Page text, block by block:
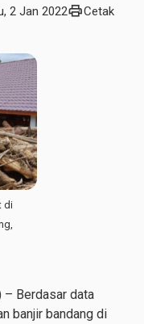
2 Jan 2022printCetak
di
– Berdasar data
banjir bandang di